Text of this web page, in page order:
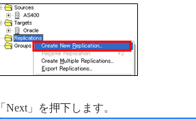
「Next」を押下します。